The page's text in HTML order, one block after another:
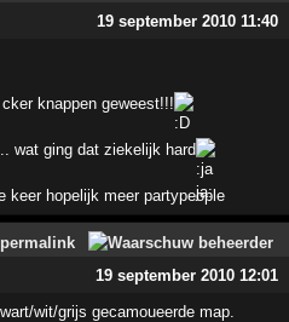
19 september 2010 11:40
knappen geweest!!!
wat ging dat ziekelijk hard
keer hopelijk meer partypeople
19 september 2010 12:01
wit/grijs gecamoueerde map.